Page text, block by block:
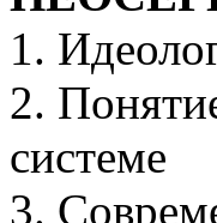
1.
2.
системе
3.